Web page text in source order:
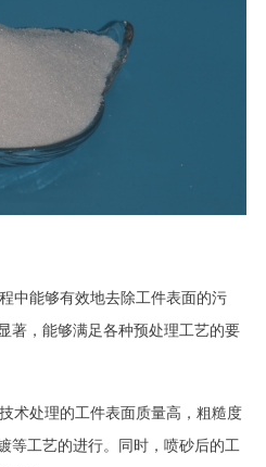
中能够有效地去除工件表面的污
著，能够满足各种预处理工艺的要
术处理的工件表面质量高，粗糙度
等工艺的进行。同时，喷砂后的工